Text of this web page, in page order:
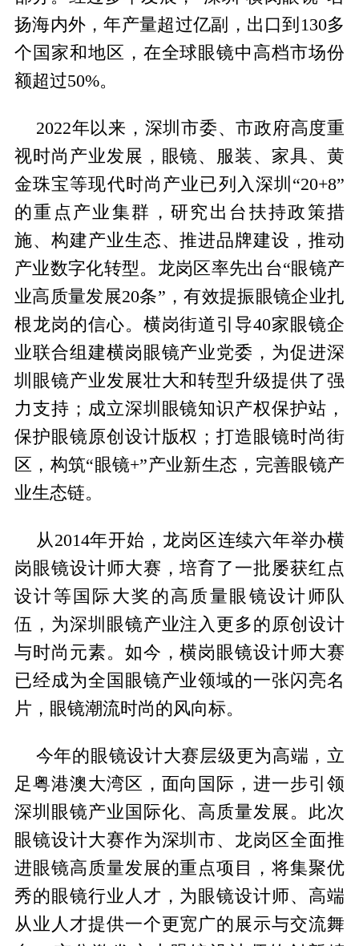
扬海内外，年产量超过亿副，出口到130多
个国家和地区，在全球眼镜中高档市场份
额超过50%。
2022年以来，深圳市委、市政府高度重
视时尚产业发展，眼镜、服装、家具、黄
金珠宝等现代时尚产业已列入深圳“20+8”
的重点产业集群，研究出台扶持政策措
施、构建产业生态、推进品牌建设，推动
产业数字化转型。龙岗区率先出台“眼镜产
业高质量发展20条”，有效提振眼镜企业扎
根龙岗的信心。横岗街道引导40家眼镜企
业联合组建横岗眼镜产业党委，为促进深
圳眼镜产业发展壮大和转型升级提供了强
力支持；成立深圳眼镜知识产权保护站，
保护眼镜原创设计版权；打造眼镜时尚街
区，构筑“眼镜+”产业新生态，完善眼镜产
业生态链。
从2014年开始，龙岗区连续六年举办横
岗眼镜设计师大赛，培育了一批屡获红点
设计等国际大奖的高质量眼镜设计师队
伍，为深圳眼镜产业注入更多的原创设计
与时尚元素。如今，横岗眼镜设计师大赛
已经成为全国眼镜产业领域的一张闪亮名
片，眼镜潮流时尚的风向标。
今年的眼镜设计大赛层级更为高端，立
足粤港澳大湾区，面向国际，进一步引领
深圳眼镜产业国际化、高质量发展。此次
眼镜设计大赛作为深圳市、龙岗区全面推
进眼镜高质量发展的重点项目，将集聚优
秀的眼镜行业人才，为眼镜设计师、高端
从业人才提供一个更宽广的展示与交流舞